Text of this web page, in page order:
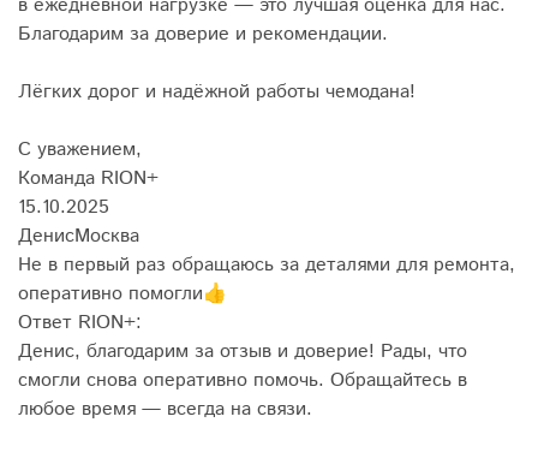
в ежедневной нагрузке — это лучшая оценка для нас.
Благодарим за доверие и рекомендации.
Лёгких дорог и надёжной работы чемодана!
С уважением,
Команда RION+
15.10.2025
ДенисМосква
Не в первый раз обращаюсь за деталями для ремонта,
оперативно помогли👍
Ответ RION+:
Денис, благодарим за отзыв и доверие! Рады, что
смогли снова оперативно помочь. Обращайтесь в
любое время — всегда на связи.